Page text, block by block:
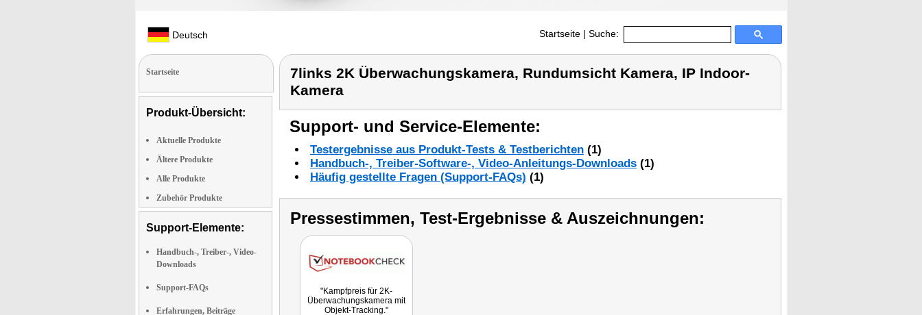
Deutsch Startseite | Suche:
Startseite
Produkt-Übersicht:
Aktuelle Produkte
Ältere Produkte
Alle Produkte
Zubehör Produkte
Support-Elemente:
Handbuch-, Treiber-, Video-
Downloads
Support-FAQs
Erfahrungen, Beiträge
7links 2K Überwachungskamera, Rundumsicht Kamera, IP Indoor-
Kamera
Support- und Service-Elemente:
Testergebnisse aus Produkt-Tests & Testberichten (1)
Handbuch-, Treiber-Software-, Video-Anleitungs-Downloads (1)
Häufig gestellte Fragen (Support-FAQs) (1)
Pressestimmen, Test-Ergebnisse & Auszeichnungen:
"Kampfpreis für 2K-
Überwachungskamera mit
Objekt-Tracking."